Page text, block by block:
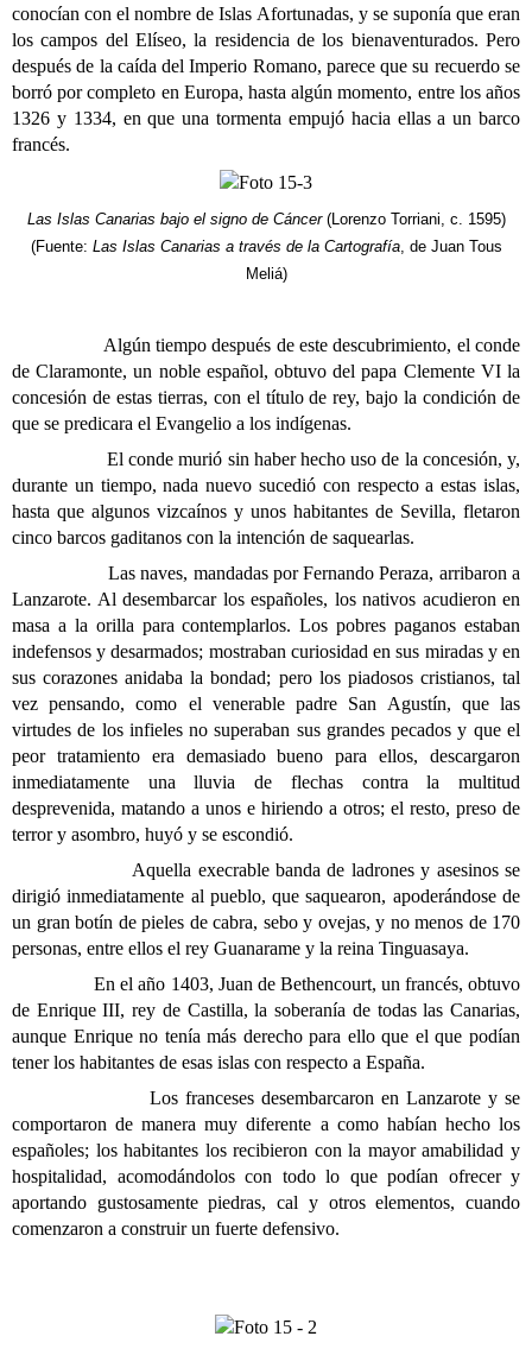
conocían con el nombre de Islas Afortunadas, y se suponía que eran
los campos del Elíseo, la residencia de los bienaventurados. Pero
después de la caída del Imperio Romano, parece que su recuerdo se
borró por completo en Europa, hasta algún momento, entre los años
1326 y 1334, en que una tormenta empujó hacia ellas a un barco
francés.
Las Islas Canarias bajo el signo de Cáncer(Lorenzo Torriani, c. 1595)
(Fuente: Las Islas Canarias a través de la Cartografía, de Juan Tous
Meliá)
Algún tiempo después de este descubrimiento, el conde
de Claramonte, un noble español, obtuvo del papa Clemente VI la
concesión de estas tierras, con el título de rey, bajo la condición de
que se predicara el Evangelio a los indígenas.
El conde murió sin haber hecho uso de la concesión, y,
durante un tiempo, nada nuevo sucedió con respecto a estas islas,
hasta que algunos vizcaínos y unos habitantes de Sevilla, fletaron
cinco barcos gaditanos con la intención de saquearlas.
Las naves, mandadas por Fernando Peraza, arribaron a
Lanzarote. Al desembarcar los españoles, los nativos acudieron en
masa a la orilla para contemplarlos. Los pobres paganos estaban
indefensos y desarmados; mostraban curiosidad en sus miradas y en
sus corazones anidaba la bondad; pero los piadosos cristianos, tal
vez pensando, como el venerable padre San Agustín, que las
virtudes de los infieles no superaban sus grandes pecados y que el
peor tratamiento era demasiado bueno para ellos, descargaron
inmediatamente una lluvia de flechas contra la multitud
desprevenida, matando a unos e hiriendo a otros; el resto, preso de
terror y asombro, huyó y se escondió.
Aquella execrable banda de ladrones y asesinos se
dirigió inmediatamente al pueblo, que saquearon, apoderándose de
un gran botín de pieles de cabra, sebo y ovejas, y no menos de 170
personas, entre ellos el rey Guanarame y la reina Tinguasaya.
En el año 1403, Juan de Bethencourt, un francés, obtuvo
de Enrique III, rey de Castilla, la soberanía de todas las Canarias,
aunque Enrique no tenía más derecho para ello que el que podían
tener los habitantes de esas islas con respecto a España.
Los franceses desembarcaron en Lanzarote y se
comportaron de manera muy diferente a como habían hecho los
españoles; los habitantes los recibieron con la mayor amabilidad y
hospitalidad, acomodándolos con todo lo que podían ofrecer y
aportando gustosamente piedras, cal y otros elementos, cuando
comenzaron a construir un fuerte defensivo.